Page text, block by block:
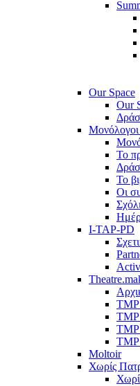
Our Space
Our
Μονόλογοι
Το
Το
Οι
I-TAP-PD
TMP
TMP
TMP
Moltoir
Χωρίς